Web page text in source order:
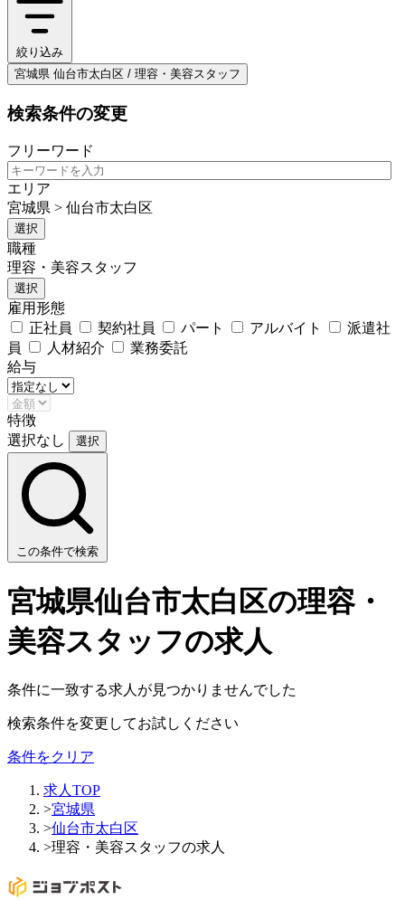
絞り込み
宮城県 仙台市太白区 / 理容・美容スタッフ
検索条件の変更
フリーワード
エリア
宮城県 > 仙台市太白区
選択
職種
理容・美容スタッフ
選択
雇用形態
正社員
契約社員 パート アルバイト
派遣社
員
人材紹介
業務委託
給与
特徴
選択なし
選択
この条件で検索
宮城県仙台市太白区の理容・
美容スタッフの求人
条件に一致する求人が見つかりませんでした
検索条件を変更してお試しください
条件をクリア
求人TOP
>宮城県
>仙台市太白区
>理容・美容スタッフの求人